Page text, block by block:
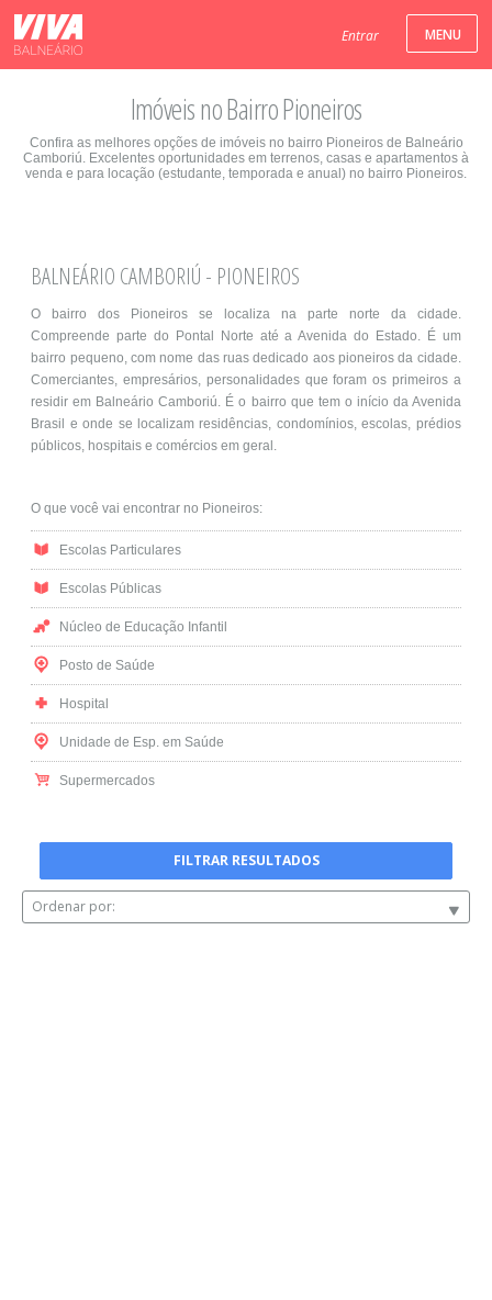
Entrar
Imóveis no Bairro Pioneiros
Confira as melhores opções de imóveis no bairro Pioneiros de Balneário
Camboriú. Excelentes oportunidades em terrenos, casas e apartamentos à
venda e para locação (estudante, temporada e anual) no bairro Pioneiros.
BALNEÁRIO CAMBORIÚ - PIONEIROS
O bairro dos Pioneiros se localiza na parte norte da cidade.
Compreende parte do Pontal Norte até a Avenida do Estado. É um
bairro pequeno, com nome das ruas dedicado aos pioneiros da cidade.
Comerciantes, empresários, personalidades que foram os primeiros a
residir em Balneário Camboriú. É o bairro que tem o início da Avenida
Brasil e onde se localizam residências, condomínios, escolas, prédios
públicos, hospitais e comércios em geral.
O que você vai encontrar no Pioneiros:
Escolas Particulares
Escolas Públicas
Núcleo de Educação Infantil
Posto de Saúde
Hospital
Unidade de Esp. em Saúde
Supermercados
FILTRAR RESULTADOS
Ordenar por: